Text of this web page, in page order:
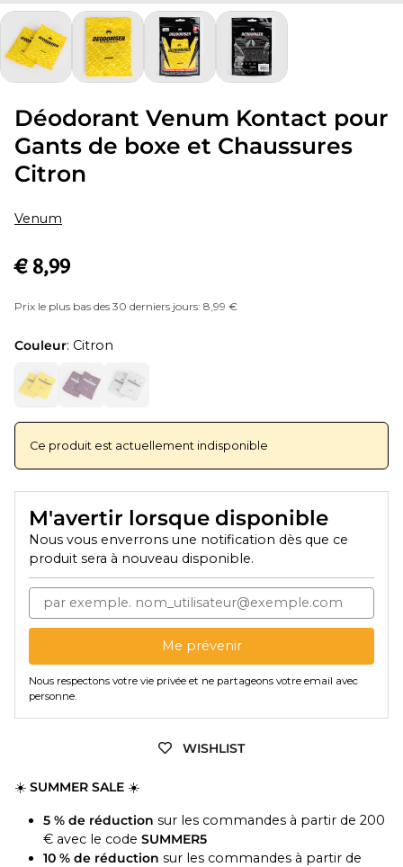
Déodorant Venum Kontact pour
Gants de boxe et Chaussures
Citron
Venum
€ 8,99
Prix le plus bas des 30 derniers jours: 8,99 €
Couleur: Citron
Ce produit est actuellement indisponible
M'avertir lorsque disponible
Nous vous enverrons une notification dès que ce
produit sera à nouveau disponible.
Me prévenir
Nous respectons votre vie privée et ne partageons votre email avec
personne.
WISHLIST
☀️ SUMMER SALE ☀️
5 % de réduction sur les commandes à partir de 200
€ avec le code SUMMER5
10 % de réduction sur les commandes à partir de